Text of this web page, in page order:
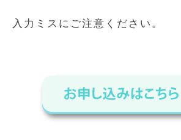
入力ミスにご注意ください。